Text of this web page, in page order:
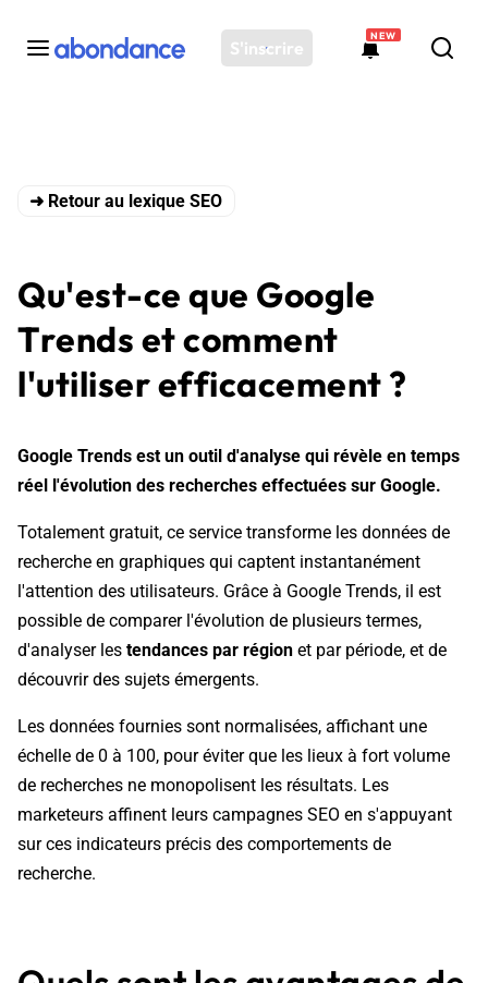
S'inscrire
NEW
Plateforme
Ressources
Audit SEO
➜ Retour au lexique SEO
Qu'est-ce que Google
Trends et comment
l'utiliser efficacement ?
Google Trends est un outil d'analyse qui révèle en temps
réel l'évolution des recherches effectuées sur Google.
Totalement gratuit, ce service transforme les données de
recherche en graphiques qui captent instantanément
l'attention des utilisateurs. Grâce à Google Trends, il est
possible de comparer l'évolution de plusieurs termes,
d'analyser les tendances par région et par période, et de
découvrir des sujets émergents.
Les données fournies sont normalisées, affichant une
échelle de 0 à 100, pour éviter que les lieux à fort volume
de recherches ne monopolisent les résultats. Les
marketeurs affinent leurs campagnes SEO en s'appuyant
sur ces indicateurs précis des comportements de
recherche.